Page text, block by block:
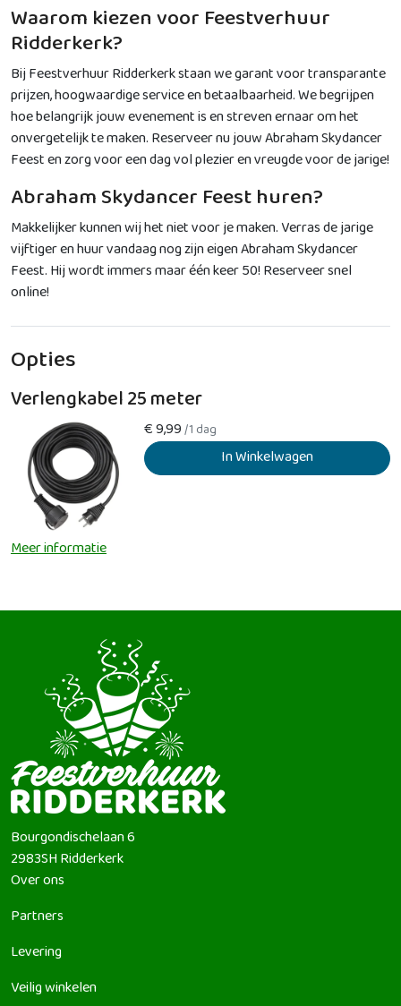
Waarom kiezen voor Feestverhuur
Ridderkerk?
Bij Feestverhuur Ridderkerk staan we garant voor transparante
prijzen, hoogwaardige service en betaalbaarheid. We begrijpen
hoe belangrijk jouw evenement is en streven ernaar om het
onvergetelijk te maken. Reserveer nu jouw Abraham Skydancer
Feest en zorg voor een dag vol plezier en vreugde voor de jarige!
Abraham Skydancer Feest huren?
Makkelijker kunnen wij het niet voor je maken. Verras de jarige
vijftiger en huur vandaag nog zijn eigen Abraham Skydancer
Feest. Hij wordt immers maar één keer 50! Reserveer snel
online!
Opties
Verlengkabel 25 meter
€9,99/1 dag
In Winkelwagen
Meer informatie
Bourgondischelaan 6
2983SHRidderkerk
Over ons
Partners
Levering
Veilig winkelen